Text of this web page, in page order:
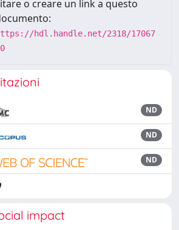
o creare un link a questo
hdl.handle.net/2318/17067
ND
ND
ND
impact